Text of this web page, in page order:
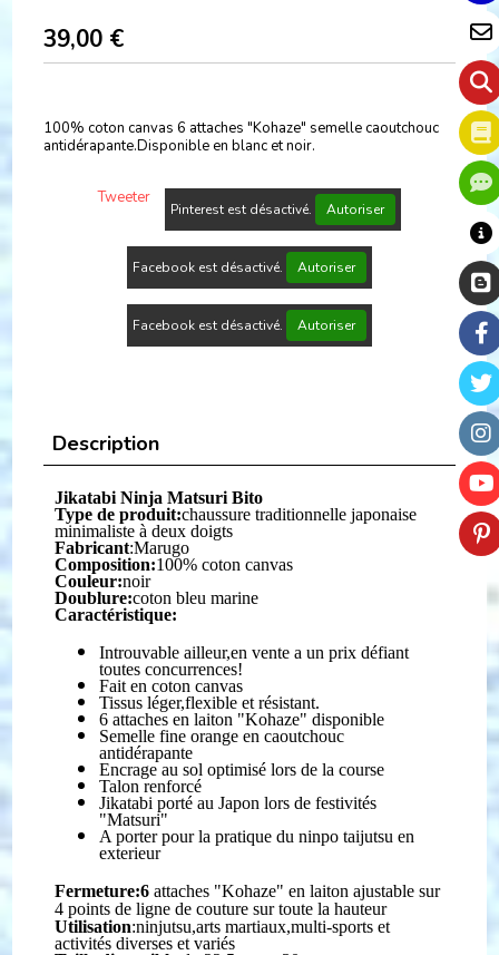
39,00 €
100% coton canvas 6 attaches "Kohaze" semelle caoutchouc
antidérapante.Disponible en blanc et noir.
Tweeter
Pinterest est désactivé. Autoriser
Facebook est désactivé. Autoriser
Facebook est désactivé. Autoriser
Description
Jikatabi Ninja Matsuri Bito
Type de produit:chaussure traditionnelle japonaise
minimaliste à deux doigts
Fabricant:Marugo
Composition:100% coton canvas
Couleur:noir
Doublure:coton bleu marine
Caractéristique:
Introuvable ailleur,en vente a un prix défiant
toutes concurrences!
Fait en coton canvas
Tissus léger,flexible et résistant.
6 attaches en laiton "Kohaze" disponible
Semelle fine orange en caoutchouc
antidérapante
Encrage au sol optimisé lors de la course
Talon renforcé
Jikatabi porté au Japon lors de festivités
"Matsuri"
A porter pour la pratique du ninpo taijutsu en
exterieur
Fermeture:6 attaches "Kohaze" en laiton ajustable sur
4 points de ligne de couture sur toute la hauteur
Utilisation:ninjutsu,arts martiaux,multi-sports et
activités diverses et variés